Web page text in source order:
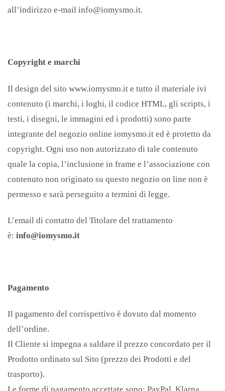
all’indirizzo e-mail info@iomysmo.it.
Copyright e marchi
Il design del sito www.iomysmo.it e tutto il materiale ivi
contenuto (i marchi, i loghi, il codice HTML, gli scripts, i
testi, i disegni, le immagini ed i prodotti) sono parte
integrante del negozio online iomysmo.it ed è protetto da
copyright. Ogni uso non autorizzato di tale contenuto
quale la copia, l’inclusione in frame e l’associazione con
contenuto non originato su questo negozio on line non è
permesso e sarà perseguito a termini di legge.
L’email di contatto del Titolare del trattamento
è: info@iomysmo.it
Pagamento
Il pagamento del corrispettivo è dovuto dal momento
dell’ordine.
Il Cliente si impegna a saldare il prezzo concordato per il
Prodotto ordinato sul Sito (prezzo dei Prodotti e del
trasporto).